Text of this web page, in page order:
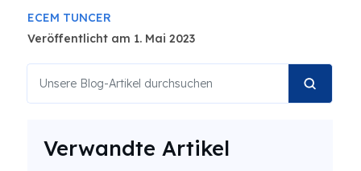
ECEM TUNCER
Veröffentlicht am 1. Mai 2023
Verwandte Artikel